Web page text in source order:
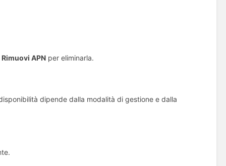
Rimuovi APN per eliminarla.
dipende dalla modalità di gestione e dalla